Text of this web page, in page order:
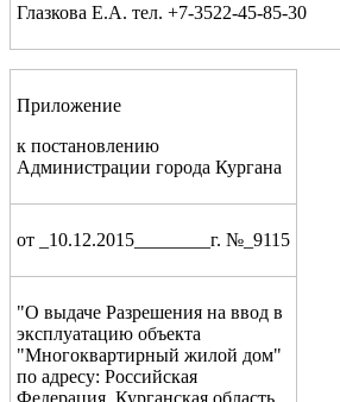
Глазкова Е.А. тел. +7-3522-45-85-30
Приложение
к постановлению
Администрации города Кургана
от _10.12.2015________г. №_9115
"О выдаче Разрешения на ввод в
эксплуатацию объекта
"Многоквартирный жилой дом"
по адресу: Российская
Федерация, Курганская область,